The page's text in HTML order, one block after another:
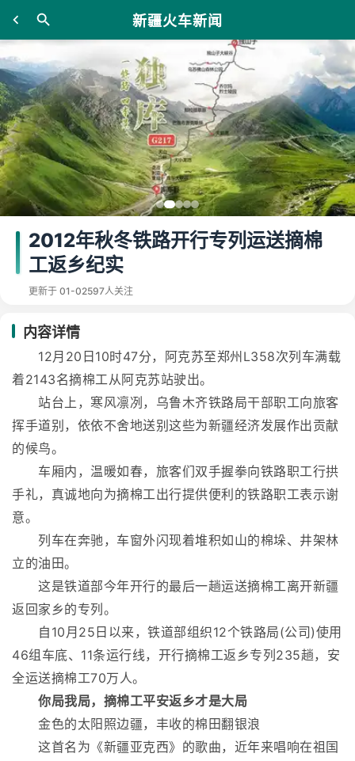
新疆火车新闻
2012年秋冬铁路开行专列运送摘棉
工返乡纪实
更新于 01-02597人关注
内容详情
12月20日10时47分，阿克苏至郑州L358次列车满载
着2143名摘棉工从阿克苏站驶出。
站台上，寒风凛冽，乌鲁木齐铁路局干部职工向旅客
挥手道别，依依不舍地送别这些为新疆经济发展作出贡献
的候鸟。
车厢内，温暖如春，旅客们双手握拳向铁路职工行拱
手礼，真诚地向为摘棉工出行提供便利的铁路职工表示谢
意。
列车在奔驰，车窗外闪现着堆积如山的棉垛、井架林
立的油田。
这是铁道部今年开行的最后一趟运送摘棉工离开新疆
返回家乡的专列。
自10月25日以来，铁道部组织12个铁路局(公司)使用
46组车底、11条运行线，开行摘棉工返乡专列235趟，安
全运送摘棉工70万人。
你局我局，摘棉工平安返乡才是大局
金色的太阳照边疆，丰收的棉田翻银浪
这首名为《新疆亚克西》的歌曲，近年来唱响在祖国